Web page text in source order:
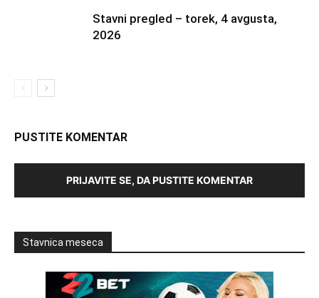
Stavni pregled – torek, 4 avgusta,
2026
PUSTITE KOMENTAR
PRIJAVITE SE, DA PUSTITE KOMENTAR
Stavnica meseca